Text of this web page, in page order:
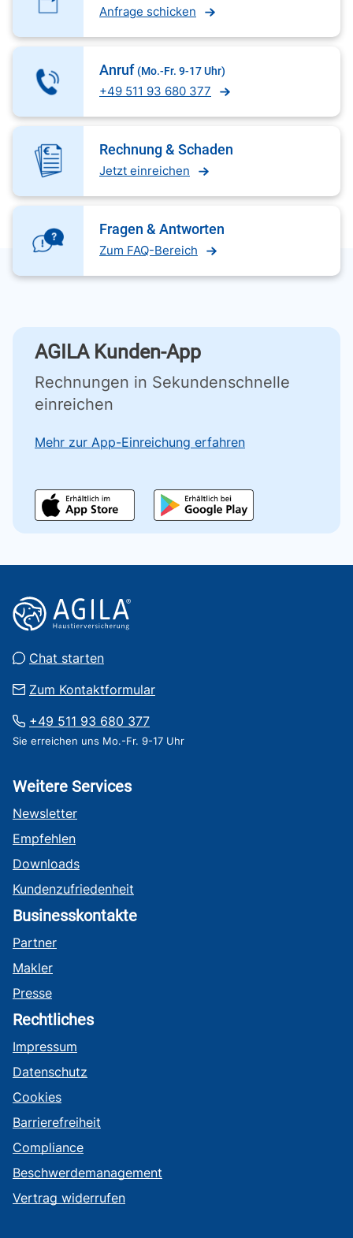
Anfrage schicken
Anruf (Mo.-Fr. 9-17 Uhr)
+49 511 93 680 377
Rechnung & Schaden
Jetzt einreichen
Fragen & Antworten
Zum FAQ-Bereich
AGILA Kunden-App
Rechnungen in Sekundenschnelle
einreichen
Mehr zur App-Einreichung erfahren